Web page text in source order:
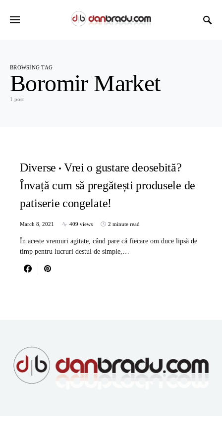
BROWSING TAG
Boromir Market
1 post
Diverse
Vrei o gustare deosebită?
Învață cum să pregătești produsele de
patiserie congelate!
March 8, 2021 409 views 2 minute read
În aceste vremuri agitate, când pare că fiecare om duce lipsă de
timp pentru lucruri destul de simple,…